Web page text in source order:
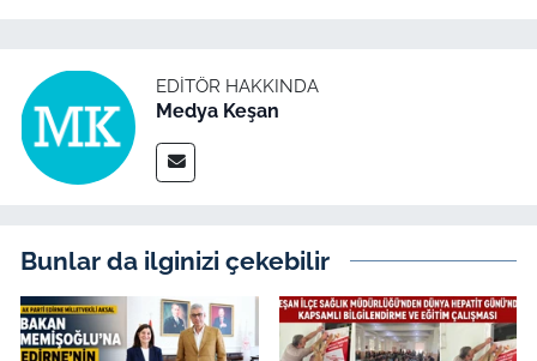
EDITÖR HAKKINDA
Medya Keşan
Bunlar da ilginizi çekebilir